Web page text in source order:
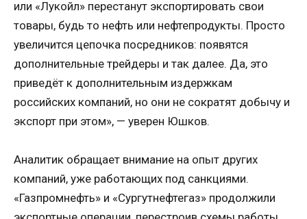
или «Лукойл» перестанут экспортировать свои
товары, будь то нефть или нефтепродукты. Просто
увеличится цепочка посредников: появятся
дополнительные трейдеры и так далее. Да, это
приведёт к дополнительным издержкам
российских компаний, но они не сократят добычу и
экспорт при этом», — уверен Юшков.
Аналитик обращает внимание на опыт других
компаний, уже работающих под санкциями.
«Газпромнефть» и «Сургутнефтегаз» продолжили